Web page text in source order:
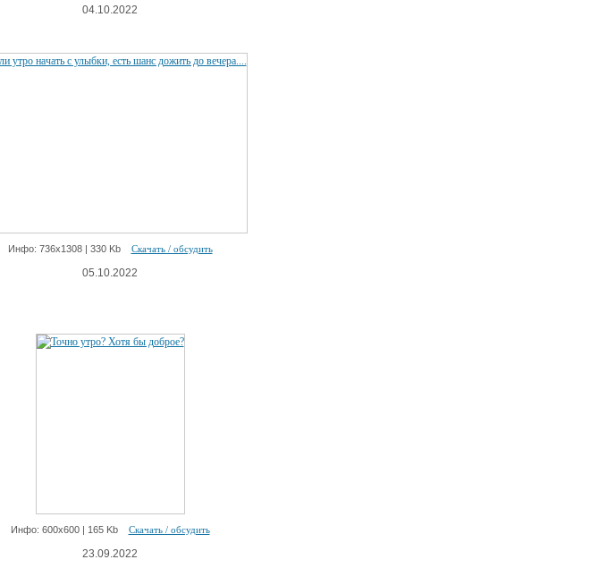
04.10.2022
Инфо: 736х1308 | 330 Kb Скачать / обсудить
05.10.2022
Инфо: 600х600 | 165 Kb Скачать / обсудить
23.09.2022